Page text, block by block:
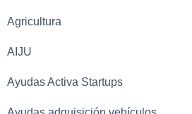
Agricultura
AIJU
Ayudas Activa Startups